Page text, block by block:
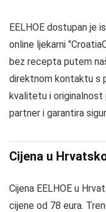
EELHOE dostupan je
online ljekarni
bez recepta putem
direktnom kontaktu s
kvalitetu i originalnost
partner i garantira
Cijena u
Cijena EELHOE u
cijene od 78 eura.